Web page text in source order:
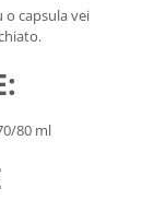
o capsula vei
80 ml